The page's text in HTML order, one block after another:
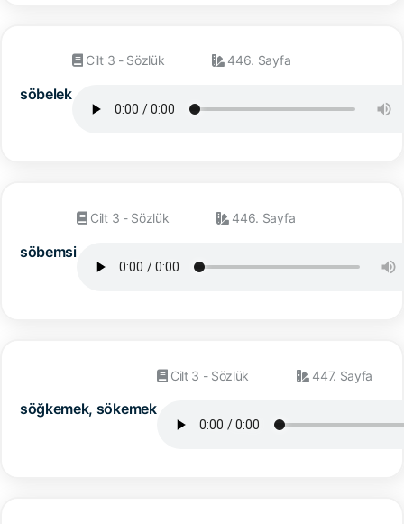
söbelek
Cilt 3 - Sözlük 446. Sayfa
söbemsi
Cilt 3 - Sözlük 446. Sayfa
söğkemek, sökemek
Cilt 3 - Sözlük 447. Sayfa